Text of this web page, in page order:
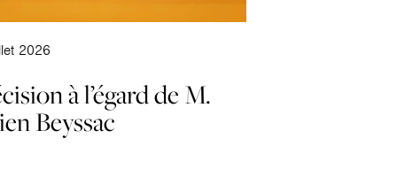
2026
à l’égard de M.
Beyssac